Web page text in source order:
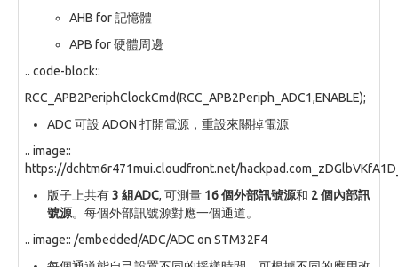
AHB for 記憶體
APB for 硬體周邊
.. code-block::
RCC_APB2PeriphClockCmd(RCC_APB2Periph_ADC1,ENABLE);
ADC 可設 ADON 打開電源，重設來關掉電源
.. image::
https://dchtm6r471mui.cloudfront.net/
版子上共有3 組ADC, 可測量 16 個外部訊號源和 2 個內部訊
號源。每個外部訊號源對應一個通道。
.. image:: /embedded/ADC/ADC on STM32F4